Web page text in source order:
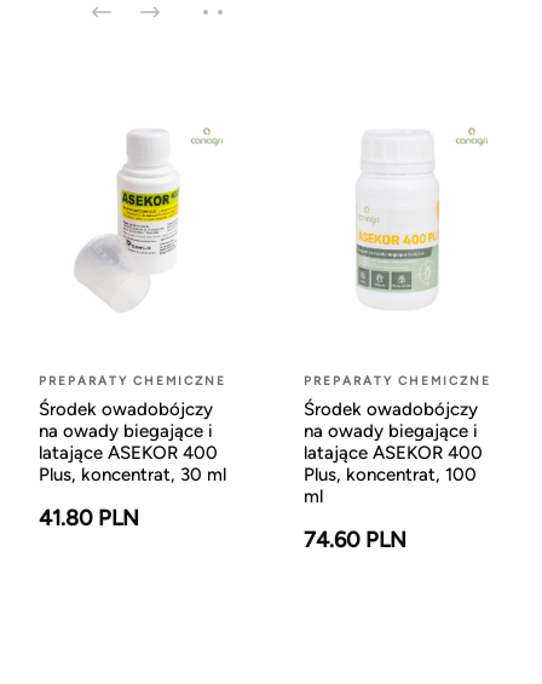
PREPARATY CHEMICZNE
Środek owadobójczy
na owady biegające i
latające ASEKOR 400
Plus, koncentrat, 30 ml
41.80 PLN
PREPARATY CHEMICZNE
Środek owadobójczy
na owady biegające i
latające ASEKOR 400
Plus, koncentrat, 100
ml
74.60 PLN